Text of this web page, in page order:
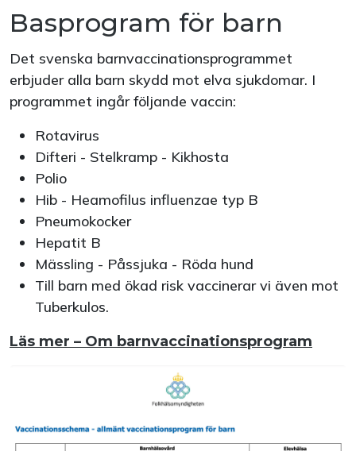
Basprogram för barn
Det svenska barnvaccinationsprogrammet
erbjuder alla barn skydd mot elva sjukdomar. I
programmet ingår följande vaccin:
Rotavirus
Difteri - Stelkramp - Kikhosta
Polio
Hib - Heamofilus influenzae typ B
Pneumokocker
Hepatit B
Mässling - Påssjuka - Röda hund
Till barn med ökad risk vaccinerar vi även mot
Tuberkulos.
Läs mer – Om barnvaccinationsprogram